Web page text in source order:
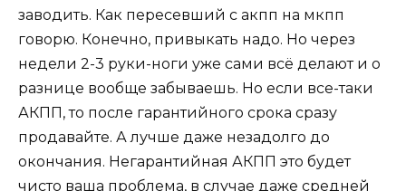
заводить. Как пересевший с акпп на мкпп
говорю. Конечно, привыкать надо. Но через
недели 2-3 руки-ноги уже сами всё делают и о
разнице вообще забываешь. Но если все-таки
АКПП, то после гарантийного срока сразу
продавайте. А лучше даже незадолго до
окончания. Негарантийная АКПП это будет
чисто ваша проблема, в случае даже средней